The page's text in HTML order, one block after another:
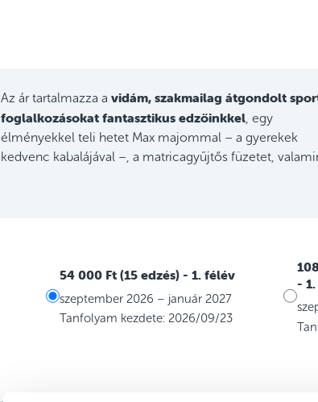
Az ár tartalmazza a vidám, szakmailag átgondolt
foglalkozásokat fantasztikus edzőinkkel , egy
élményekkel teli hetet Max majommal – a gyerekek
kedvenc kabalájával –, a matricagyűjtős füzetet,
54 000 Ft (15 edzés) - 1. félév
szeptember 2026 – január 2027
Tanfolyam kezdete: 2026/09/23
-